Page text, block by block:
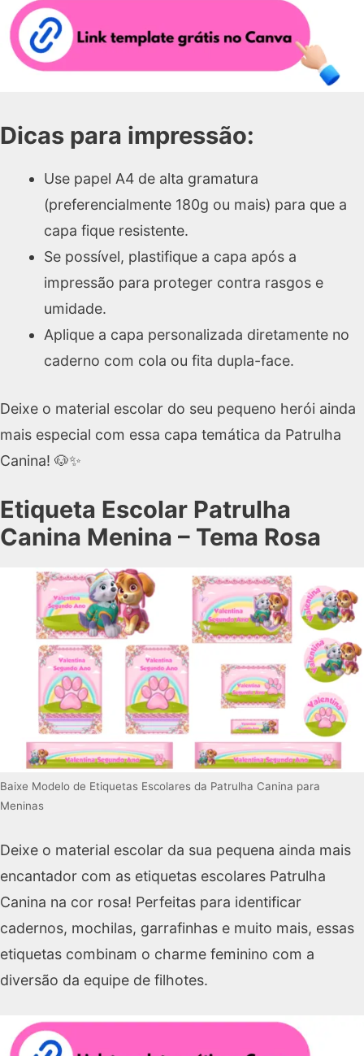
Dicas para impressão:
Use papel A4 de alta gramatura
(preferencialmente 180g ou mais) para que a
capa fique resistente.
Se possível, plastifique a capa após a
impressão para proteger contra rasgos e
umidade.
Aplique a capa personalizada diretamente no
caderno com cola ou fita dupla-face.
Deixe o material escolar do seu pequeno herói ainda
mais especial com essa capa temática da Patrulha
Canina! 🐶✨
Etiqueta Escolar Patrulha
Canina Menina – Tema Rosa
Baixe Modelo de Etiquetas Escolares da Patrulha Canina para
Meninas
Deixe o material escolar da sua pequena ainda mais
encantador com as etiquetas escolares Patrulha
Canina na cor rosa! Perfeitas para identificar
cadernos, mochilas, garrafinhas e muito mais, essas
etiquetas combinam o charme feminino com a
diversão da equipe de filhotes.